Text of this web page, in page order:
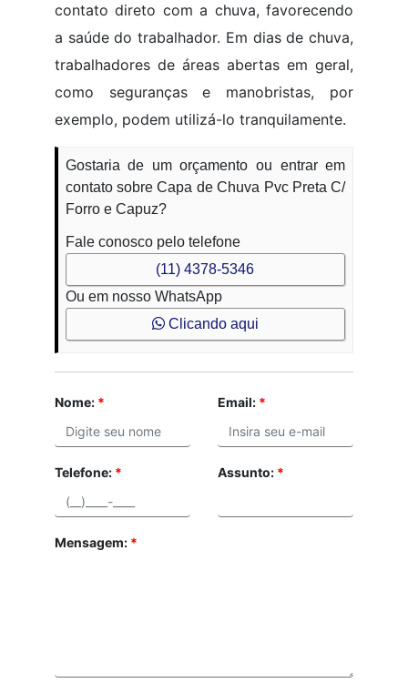
contato direto com a chuva, favorecendo
a saúde do trabalhador. Em dias de chuva,
trabalhadores de áreas abertas em geral,
como seguranças e manobristas, por
exemplo, podem utilizá-lo tranquilamente.
Gostaria de um orçamento ou entrar em
contato sobre Capa de Chuva Pvc Preta C/
Forro e Capuz?
Fale conosco pelo telefone
(11) 4378-5346
Ou em nosso WhatsApp
Clicando aqui
Nome: * Email: *
Telefone: * Assunto: *
Mensagem: *